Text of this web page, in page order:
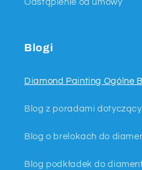
Odstąpienie od umowy
Blogi
Diamond Painting Ogólne
Blog z poradami
Blog o brelokach do
Blog podkładek do